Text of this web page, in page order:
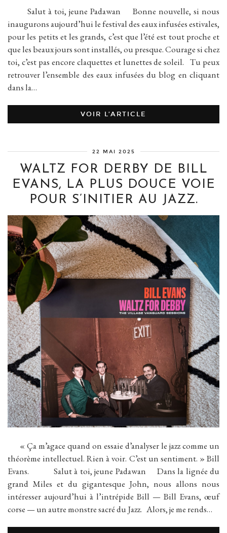
Salut à toi, jeune Padawan Bonne nouvelle, si nous
inaugurons aujourd’hui le festival des eaux infusées estivales,
pour les petits et les grands, c’est que l’été est tout proche et
que les beaux jours sont installés, ou presque. Courage si chez
toi, c’est pas encore claquettes et lunettes de soleil. Tu peux
retrouver l’ensemble des eaux infusées du blog en cliquant
dans la…
VOIR L’ARTICLE
22 MAI 2025
WALTZ FOR DERBY DE BILL
EVANS, LA PLUS DOUCE VOIE
POUR S’INITIER AU JAZZ.
« Ça m’agace quand on essaie d’analyser le jazz comme un
théorème intellectuel. Rien à voir. C’est un sentiment. » Bill
Evans. Salut à toi, jeune Padawan Dans la lignée du
grand Miles et du gigantesque John, nous allons nous
intéresser aujourd’hui à l’intrépide Bill — Bill Evans, œuf
corse — un autre monstre sacré du Jazz. Alors, je me rends…